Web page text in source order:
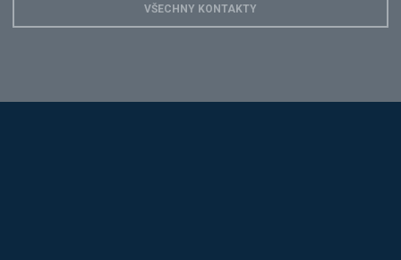
VŠECHNY KONTAKTY